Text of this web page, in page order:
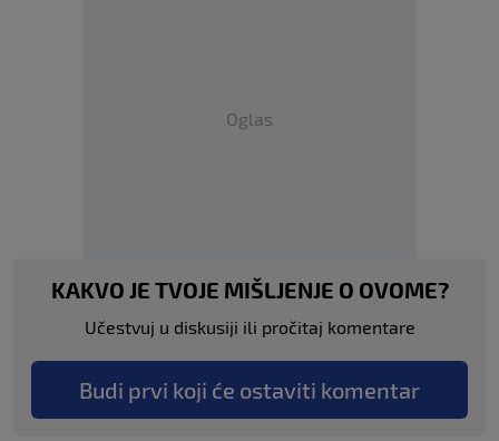
Oglas
KAKVO JE TVOJE MIŠLJENJE O OVOME?
Učestvuj u diskusiji ili pročitaj komentare
Budi prvi koji će ostaviti komentar